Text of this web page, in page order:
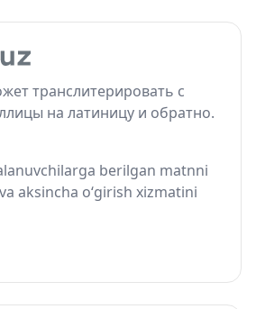
транслитерировать с
на латиницу и обратно.
berilgan matnni
aksincha o‘girish xizmatini